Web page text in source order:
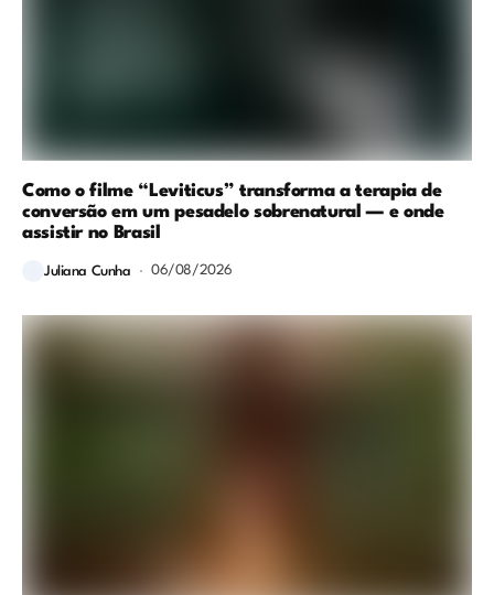
Como o filme “Leviticus” transforma a terapia de
conversão em um pesadelo sobrenatural — e onde
assistir no Brasil
Juliana Cunha 06/08/2026